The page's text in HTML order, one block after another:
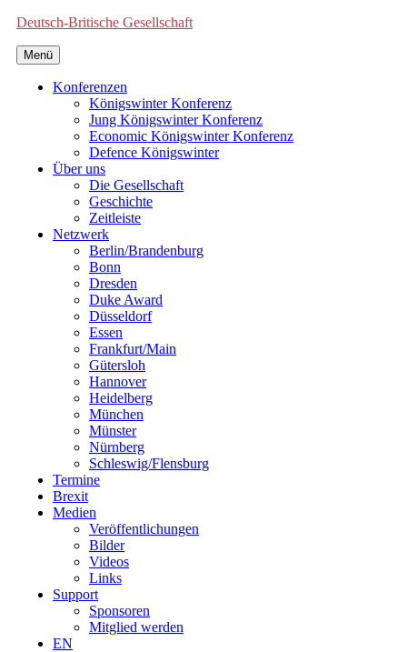
Deutsch-Britische Gesellschaft
Menü
Konferenzen
Königswinter Konferenz
Jung Königswinter Konferenz
Economic Königswinter Konferenz
Defence Königswinter
Über uns
Die Gesellschaft
Geschichte
Zeitleiste
Netzwerk
Berlin/Brandenburg
Bonn
Dresden
Duke Award
Düsseldorf
Essen
Frankfurt/Main
Gütersloh
Hannover
Heidelberg
München
Münster
Nürnberg
Schleswig/Flensburg
Termine
Brexit
Medien
Veröffentlichungen
Bilder
Videos
Links
Support
Sponsoren
Mitglied werden
EN